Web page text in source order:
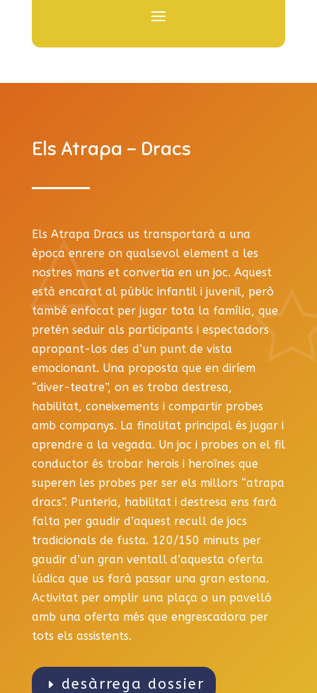
Els Atrapa – Dracs
Els Atrapa Dracs us transportarà a una
època enrere on qualsevol element a les
nostres mans et convertia en un joc. Aquest
està encarat al públic infantil i juvenil, però
també enfocat per jugar tota la família, que
pretén seduir als participants i espectadors
apropant-los des d’un punt de vista
emocionant. Una proposta que en diríem
“diver-teatre”, on es troba destresa,
habilitat, coneixements i compartir probes
amb companys. La finalitat principal és jugar i
aprendre a la vegada. Un joc i probes on el fil
conductor és trobar herois i heroïnes que
superen les probes per ser els millors “atrapa
dracs”. Punteria, habilitat i destresa ens farà
falta per gaudir d’aquest recull de jocs
tradicionals de fusta. 120/150 minuts per
gaudir d’un gran ventall d’aquesta oferta
lúdica que us farà passar una gran estona.
Activitat per omplir una plaça o un pavelló
amb una oferta més que engrescadora per
tots els assistents.
desàrrega dossier